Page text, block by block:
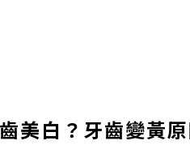
美白？牙齒變黃